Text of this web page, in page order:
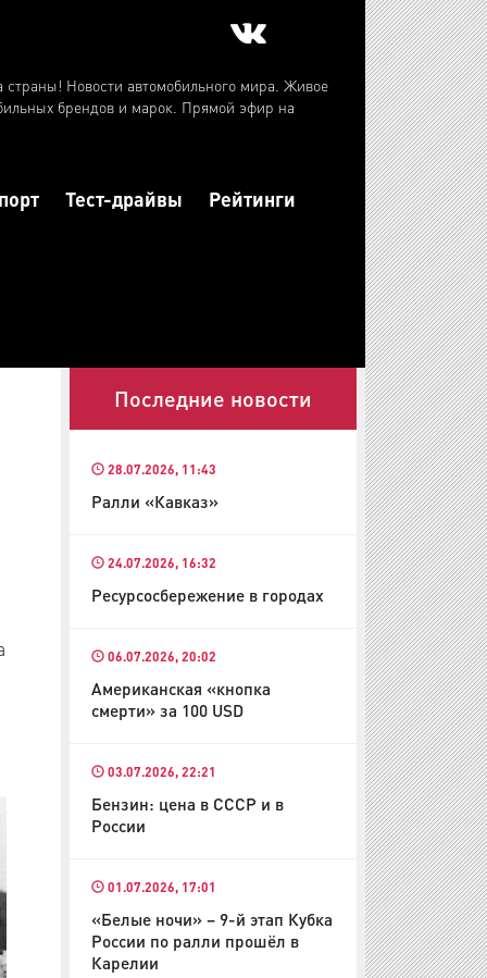
страны! Новости автомобильного мира. Живое
брендов и марок. Прямой эфир на
Тест-драйвы Рейтинги
Последние новости
28.07.2026, 11:43
Ралли «Кавказ»
24.07.2026, 16:32
Ресурсосбережение в городах
06.07.2026, 20:02
Американская «кнопка
смерти» за 100 USD
03.07.2026, 22:21
Бензин: цена в СССР и в
России
01.07.2026, 17:01
«Белые ночи» – 9-й этап Кубка
России по ралли прошёл в
Карелии